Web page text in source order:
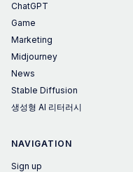
ChatGPT
Game
Marketing
Midjourney
News
Stable Diffusion
생성형 AI 리터러시
NAVIGATION
Sign up